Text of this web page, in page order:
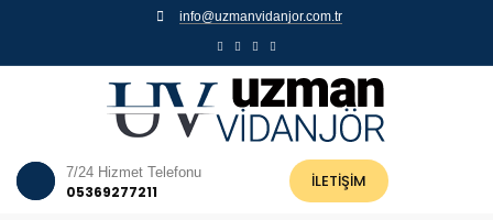
info@uzmanvidanjor.com.tr
7/24 Hizmet Telefonu
05369277211 İLETİŞİM